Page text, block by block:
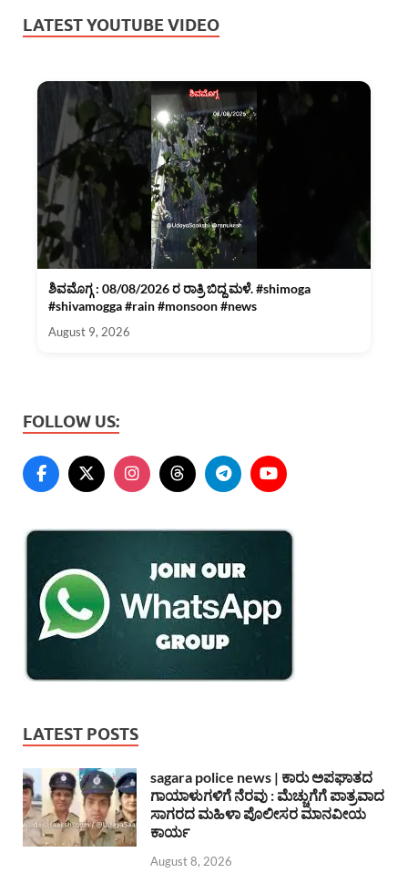
LATEST YOUTUBE VIDEO
ಶಿವಮೊಗ್ಗ : 08/08/2026 ರ ರಾತ್ರಿ ಬಿದ್ದ ಮಳೆ. #shimoga
#shivamogga #rain #monsoon #news
August 9, 2026
FOLLOW US:
LATEST POSTS
sagara police news | ಕಾರು ಅಪಘಾತದ
ಗಾಯಾಳುಗಳಿಗೆ ನೆರವು : ಮೆಚ್ಚುಗೆಗೆ ಪಾತ್ರವಾದ
ಸಾಗರದ ಮಹಿಳಾ ಪೊಲೀಸರ ಮಾನವೀಯ
ಕಾರ್ಯ
August 8, 2026